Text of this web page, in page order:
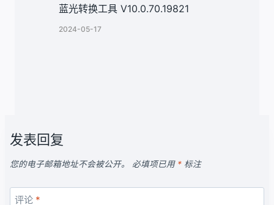
蓝光转换工具 V10.0.70.19821
2024-05-17
发表回复
您的电子邮箱地址不会被公开。 必填项已用 * 标注
评论 *